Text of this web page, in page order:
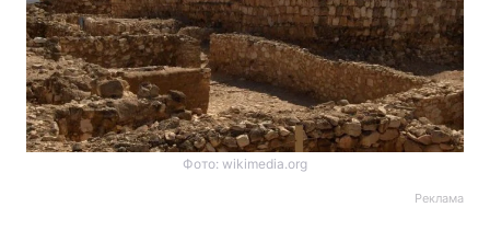
Фото: wikimedia.org
Реклама